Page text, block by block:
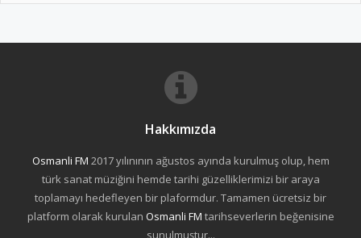
Hakkımızda
Osmanli FM 2017 yılınının ağustos ayında kurulmuş olup, hem
türk sanat müziğini hemde tarihi güzelliklerimizi bir araya
toplamayı hedefleyen bir plaformdur. Tamamen ücretsiz bir
platform olarak kurulan Osmanli FM tarihseverlerin beğenisine
sunulmuştur...